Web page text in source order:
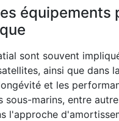
équipements
sont souvent
ainsi que dans
et les
marins, entre
l'approche